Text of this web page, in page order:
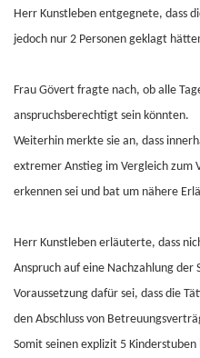
Herr Kunstleben entgegnete, dass
jedoch nur 2 Personen geklagt
Frau Gövert fragte nach, ob alle
anspruchsberechtigt sein könnten.
Weiterhin merkte sie an, dass
extremer Anstieg im Vergleich zum
erkennen sei und bat um nähere
Herr Kunstleben erläuterte, dass
Anspruch auf eine Nachzahlung der
Voraussetzung dafür sei, dass die
den Abschluss von
Somit seinen explizit 5